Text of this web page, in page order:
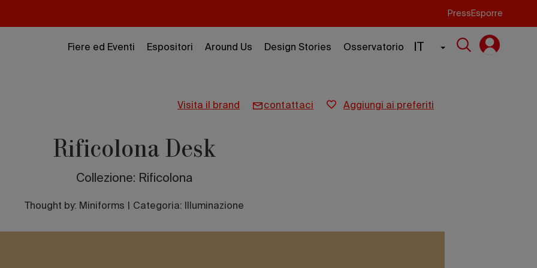
Press Esporre
Fiere ed Eventi Espositori Around Us Design Stories Osservatorio IT
visita il brand contattaci aggiungi ai preferiti
Rificolona Desk
Collezione: Rificolona
Thought by: Miniforms Categoria: Illuminazione